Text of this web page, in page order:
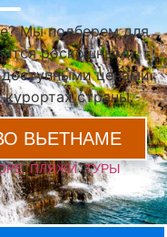
Мы подберем для
роскошными
ценами.
страны.
ВЬЕТНАМЕ
,ПЛЯЖИ,ТУРЫ